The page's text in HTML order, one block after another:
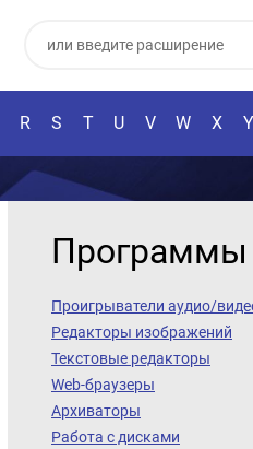
R S T U V W X Y
Программы
Проигрыватели аудио/
Редакторы изображений
Текстовые редакторы
Web-браузеры
Архиваторы
Работа с дисками